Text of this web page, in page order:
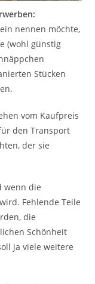
nennen möchte,
(wohl günstig
Stücken
vom Kaufpreis
den Transport
der sie
wenn die
Fehlende Teile
die
Schönheit
ja viele weitere